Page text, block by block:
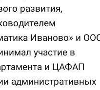
развития,
Иваново» и
участие в
и ЦАФАП
административных